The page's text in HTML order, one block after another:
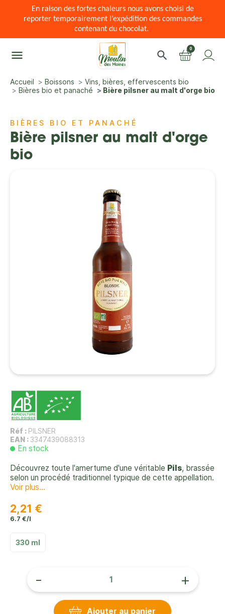
En raison des fortes chaleurs nous avons choisi de
reporter temporairement l’expédition des commandes
contenant du chocolat.
menu search 0
Accueil Boissons
Vins, bières, effervescents bio
Bières bio et panaché
Bière pilsner au malt d'orge bio
BIÈRES BIO ET PANACHÉ
Bière pilsner au malt d'orge
bio
Réf : PILSNER
EAN : 3347439088313
En stock
Découvrez toute l'amertume d'une véritable Pils, brassée
selon un procédé traditionnel typique de cette appellation.
Voir plus...
2,21 €
6.7 €/l
330 ml
- +
Ajouter au panier